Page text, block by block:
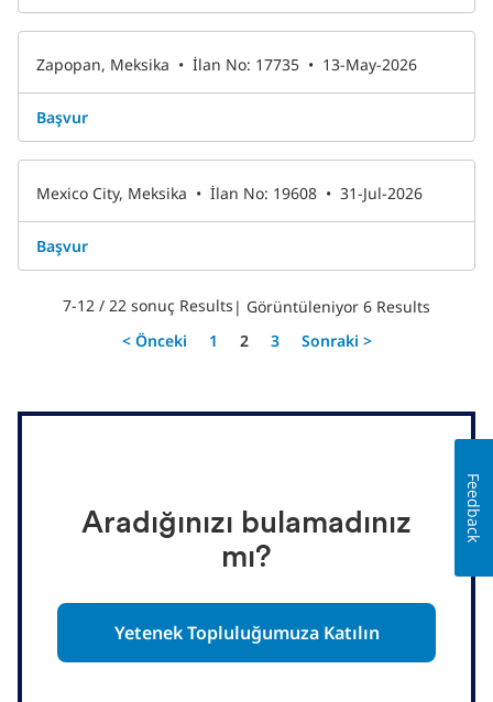
Zapopan, Meksika • İlan No: 17735 • 13-May-2026
Başvur
Mexico City, Meksika • İlan No: 19608 • 31-Jul-2026
Başvur
7-12 / 22 sonuç Results | Görüntüleniyor 6 Results
< Önceki
1 Sayfa
2 3 Sonraki >
Aradığınızı bulamadınız
mı?
Yetenek Topluluğumuza Katılın
Feedback